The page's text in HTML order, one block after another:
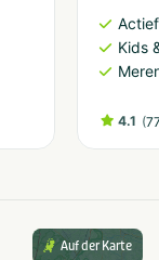
Kids
4.1 (
Auf der Karte